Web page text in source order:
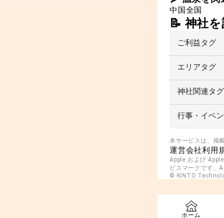
中国全国
📝 神社
ご利益タグ
エリアタグ
神社関連タグ
行事・イベ
本サービスは、掲
運営会社利用
Apple および
ビスマークです。
© KINTO
ホーム